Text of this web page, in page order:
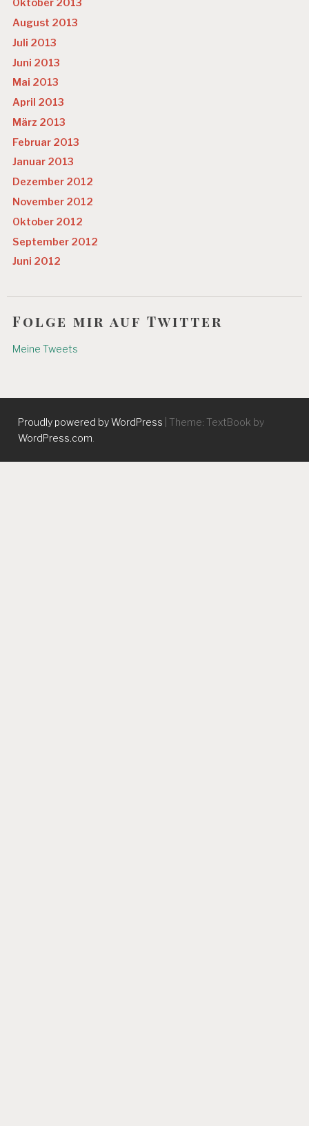
Oktober 2013
August 2013
Juli 2013
Juni 2013
Mai 2013
April 2013
März 2013
Februar 2013
Januar 2013
Dezember 2012
November 2012
Oktober 2012
September 2012
Juni 2012
Folge mir auf Twitter
Meine Tweets
Proudly powered by WordPress
Theme: TextBook by
WordPress.com